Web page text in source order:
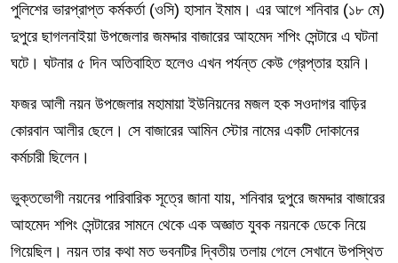
পুলিশের ভারপ্রাপ্ত কর্মকর্তা (ওসি) হাসান ইমাম। এর আগে শনিবার (১৮ মে)
দুপুরে ছাগলনাইয়া উপজেলার জমদ্দার বাজারের আহমেদ শপিং সেন্টারে এ ঘটনা
ঘটে। ঘটনার ৫ দিন অতিবাহিত হলেও এখন পর্যন্ত কেউ গ্রেপ্তার হয়নি।
ফজর আলী নয়ন উপজেলার মহামায়া ইউনিয়নের মজল হক সওদাগর বাড়ির
কোরবান আলীর ছেলে। সে বাজারের আমিন স্টোর নামের একটি দোকানের
কর্মচারী ছিলেন।
ভুক্তভোগী নয়নের পারিবারিক সূত্রে জানা যায়, শনিবার দুপুরে জমদ্দার বাজারের
আহমেদ শপিং সেন্টারের সামনে থেকে এক অজ্ঞাত যুবক নয়নকে ডেকে নিয়ে
গিয়েছিল। নয়ন তার কথা মত ভবনটির দ্বিতীয় তলায় গেলে সেখানে উপস্থিত